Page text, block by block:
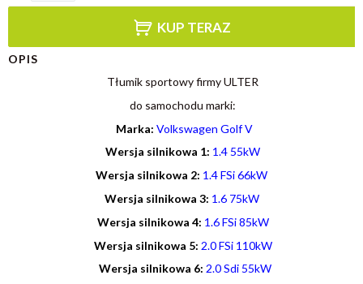
KUP TERAZ
OPIS
Tłumik sportowy firmy ULTER
do samochodu marki:
Marka: Volkswagen Golf V
Wersja silnikowa 1: 1.4 55kW
Wersja silnikowa 2: 1.4 FSi 66kW
Wersja silnikowa 3: 1.6 75kW
Wersja silnikowa 4: 1.6 FSi 85kW
Wersja silnikowa 5: 2.0 FSi 110kW
Wersja silnikowa 6: 2.0 Sdi 55kW